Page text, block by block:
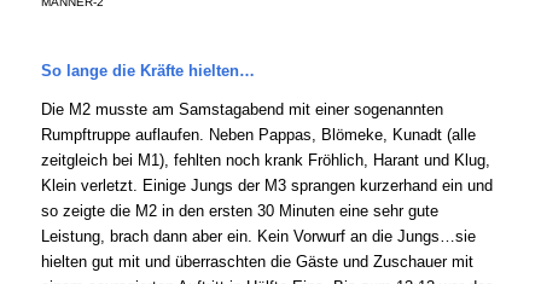
So lange die Kräfte hielten…
Die M2 musste am Samstagabend mit einer sogenannten
Rumpftruppe auflaufen. Neben Pappas, Blömeke, Kunadt (alle
zeitgleich bei M1), fehlten noch krank Fröhlich, Harant und Klug,
Klein verletzt. Einige Jungs der M3 sprangen kurzerhand ein und
so zeigte die M2 in den ersten 30 Minuten eine sehr gute
Leistung, brach dann aber ein. Kein Vorwurf an die Jungs…sie
hielten gut mit und überraschten die Gäste und Zuschauer mit